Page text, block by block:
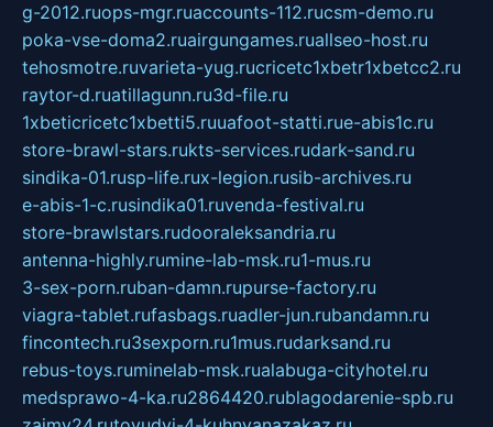
g-2012.ruops-mgr.ruaccounts-112.rucsm-demo.ru
poka-vse-doma2.ruairgungames.ruallseo-host.ru
tehosmotre.ruvarieta-yug.rucricetc1xbetr1xbetcc2.ru
raytor-d.ruatillagunn.ru3d-file.ru
1xbeticricetc1xbetti5.ruuafoot-statti.rue-abis1c.ru
store-brawl-stars.rukts-services.rudark-sand.ru
sindika-01.rusp-life.rux-legion.rusib-archives.ru
e-abis-1-c.rusindika01.ruvenda-festival.ru
store-brawlstars.rudooraleksandria.ru
antenna-highly.rumine-lab-msk.ru1-mus.ru
3-sex-porn.ruban-damn.rupurse-factory.ru
viagra-tablet.rufasbags.ruadler-jun.rubandamn.ru
fincontech.ru3sexporn.ru1mus.rudarksand.ru
rebus-toys.ruminelab-msk.rualabuga-cityhotel.ru
medsprawo-4-ka.ru2864420.rublagodarenie-spb.ru